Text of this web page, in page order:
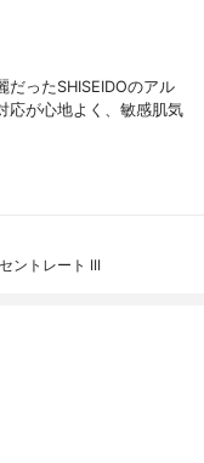
ったSHISEIDOのアル
応が心地よく、敏感肌気
ントレート III